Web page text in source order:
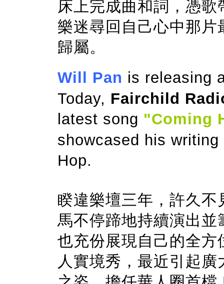
床上完成曲和詞，憑
樂迷尋回自己心中那
歸屬。
Will Pan is releasing
Today, Fairchild
latest song "Coming
showcased his
Hop.
睽違樂壇三年，許久
馬不停蹄地持續演出
也充份展現自己的全
人實境秀，最近引起